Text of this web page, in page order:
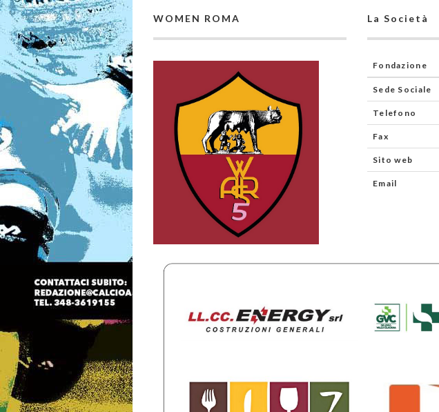
WOMEN ROMA La Società
Fondazione
Sede Sociale
Telefono
Fax
Sito web
Email